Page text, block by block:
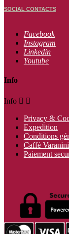
SOCIAL CONTACTS
Facebook
Instagram
Linkedin
Youtube
Info
Info  
Privacy &
Expedition
Conditions
Caffè
Paiement